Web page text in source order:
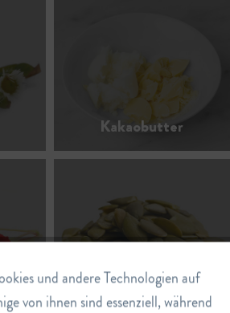
Kakaobutter
Kürbiskerne
Aktiv
und andere Technologien auf
von ihnen sind essenziell, während